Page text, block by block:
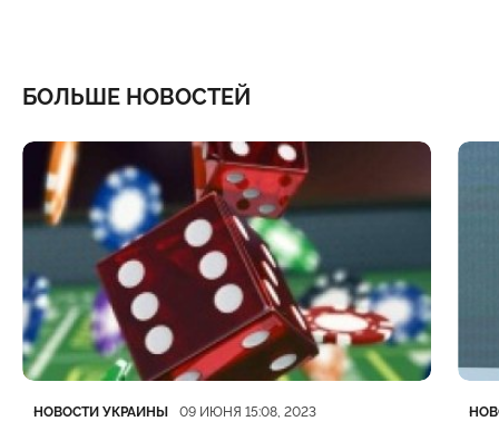
БОЛЬШЕ НОВОСТЕЙ
Категория
НОВОСТИ УКРАИНЫ
Дата публикации 09 ИЮНЯ 15:08, 2023